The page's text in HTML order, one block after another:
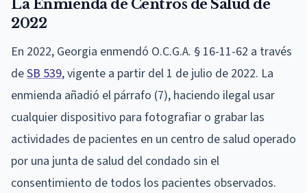
La Enmienda de Centros de Salud de
2022
En 2022, Georgia enmendó O.C.G.A. § 16-11-62 a través
deSB 539, vigente a partir del 1 de julio de 2022. La
enmienda añadió el párrafo (7), haciendo ilegal usar
cualquier dispositivo para fotografiar o grabar las
actividades de pacientes en un centro de salud operado
por una junta de salud del condado sin el
consentimiento de todos los pacientes observados.